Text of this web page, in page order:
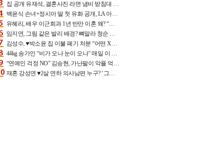
집 공개 유재석, 결혼사진 라면 냄비 받침대 되고 분노‥가족사진도 피해(놀뭐)[어제TV]
백윤식 손녀+정시아 딸 첫 유화 공개, LA 아트쇼→서울국제조각페스타 작가다운 수준급 실력
유혜리, 배우 이근희과 1년 반만 이혼 왜? “식칼 꽂고 의자 던져” 충격 폭로(특종)[어제TV]
임지연, 그림 같은 발리 배경? 뼈말라 청순 비키니 핏에 상대 안 되네
김성수, ♥박소윤 집 이불 폐기 처분 “어떤 X이랑 썼을지 몰라” 질투(신랑수업2)[어제TV]
44kg 송가인 “비가 오나 눈이 오나” 매일 이 운동, 허벅지 근육량 상승+체지방 감소
“연예인 걱정 NO” 김승현, 가난팔이 악플 억울할만‥아내+딸과 日 여행
재혼 강성연 ♥2살 연하 의사남편 누구? ‘그알’ 자문의에 훈남 비주얼 초엘리트 스펙 [종합]